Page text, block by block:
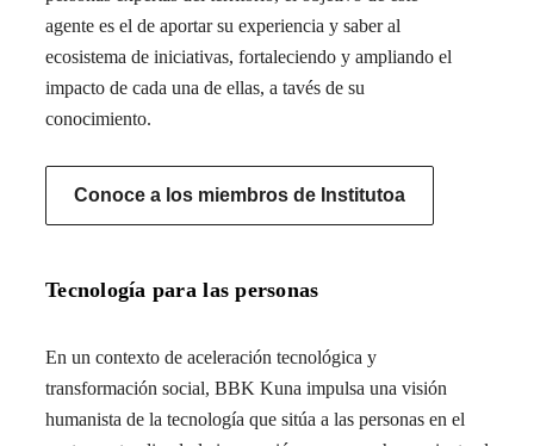
agente es el de aportar su experiencia y saber al
ecosistema de iniciativas, fortaleciendo y ampliando el
impacto de cada una de ellas, a tavés de su
conocimiento.
Conoce a los miembros de Institutoa
Tecnología para las personas
En un contexto de aceleración tecnológica y
transformación social, BBK Kuna impulsa una visión
humanista de la tecnología que sitúa a las personas en el